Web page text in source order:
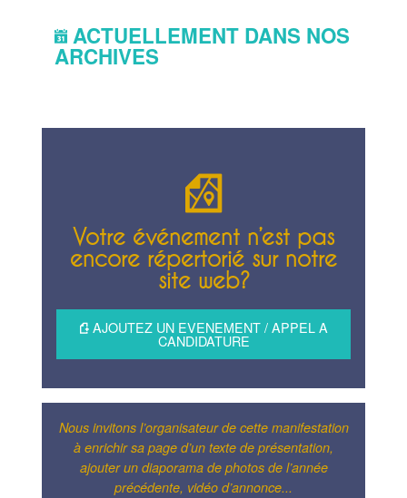
ACTUELLEMENT DANS NOS
ARCHIVES
Votre événement n’est pas
encore répertorié sur notre
site web?
AJOUTEZ UN EVENEMENT / APPEL A
CANDIDATURE
Nous invitons l’organisateur de cette manifestation
à enrichir sa page d’un texte de présentation,
ajouter un diaporama de photos de l’année
précédente, vidéo d’annonce...